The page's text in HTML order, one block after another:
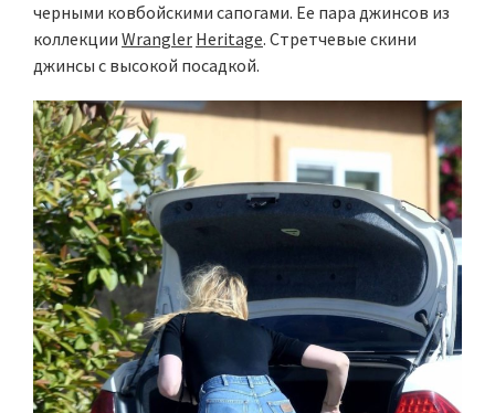
черными ковбойскими сапогами. Ее пара джинсов из
коллекции Wrangler Heritage. Стретчевые скини
джинсы с высокой посадкой.